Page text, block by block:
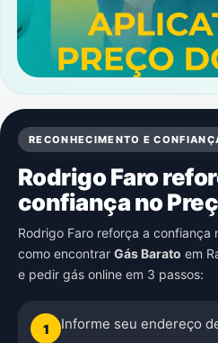
RECONHECIMENTO E
Rodrigo Faro
confiança no
Rodrigo Faro reforça a confiança
como encontrar Gás Barato em
e pedir gás online em 3 passos:
1 Informe seu endereço